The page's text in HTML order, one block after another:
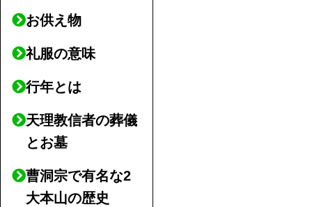
お供え物
礼服の意味
行年とは
天理教信者の葬儀
とお墓
曹洞宗で有名な2
大本山の歴史